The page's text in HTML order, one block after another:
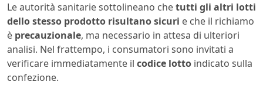
Le autorità sanitarie sottolineano chetutti gli altri lotti
dello stesso prodotto risultano sicuri e che il richiamo
è precauzionale, ma necessario in attesa di ulteriori
analisi. Nel frattempo, i consumatori sono invitati a
verificare immediatamente il codice lotto indicato sulla
confezione.